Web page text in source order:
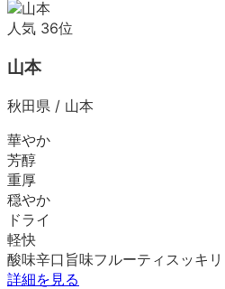
人気 36位
山本
秋田県 / 山本
華やか
芳醇
重厚
穏やか
ドライ
軽快
酸味辛口 旨味フルーティ スッキリ
詳細を見る